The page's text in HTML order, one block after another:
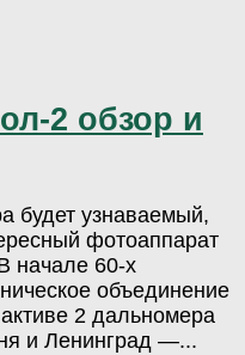
2 обзор и
будет узнаваемый,
фотоаппарат
начале 60-х
объединение
2 дальномера
и Ленинград —...